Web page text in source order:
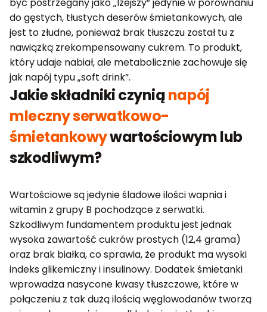
być postrzegany jako „lżejszy” jedynie w porównaniu
do gęstych, tłustych deserów śmietankowych, ale
jest to złudne, ponieważ brak tłuszczu został tu z
nawiązką zrekompensowany cukrem. To produkt,
który udaje nabiał, ale metabolicznie zachowuje się
jak napój typu „soft drink”.
Jakie składniki czyniąnapój
mleczny serwatkowo-
śmietankowywartościowym lub
szkodliwym?
Wartościowe są jedynie śladowe ilości wapnia i
witamin z grupy B pochodzące z serwatki.
Szkodliwym fundamentem produktu jest jednak
wysoka zawartość cukrów prostych (12,4 grama)
oraz brak białka, co sprawia, że produkt ma wysoki
indeks glikemiczny i insulinowy. Dodatek śmietanki
wprowadza nasycone kwasy tłuszczowe, które w
połączeniu z tak dużą ilością węglowodanów tworzą